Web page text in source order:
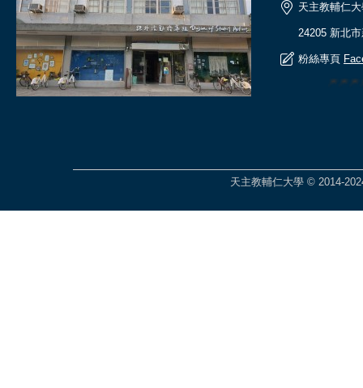
天主教輔仁
24205 新北
粉絲專頁
天主教輔仁大學 © 2014-